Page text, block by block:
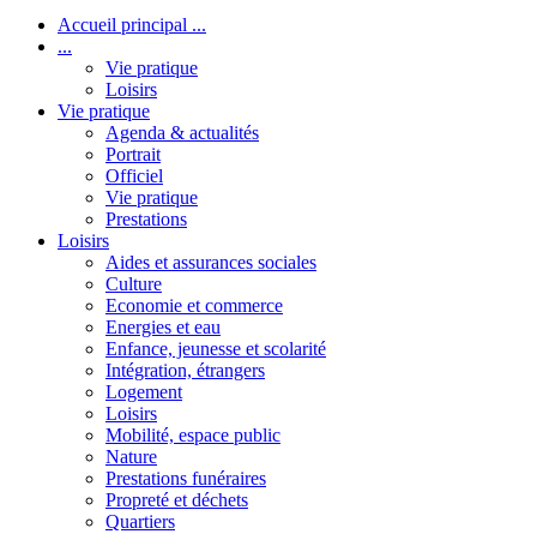
Accueil principal ...
...
Vie pratique
Loisirs
Vie pratique
Agenda & actualités
Portrait
Officiel
Vie pratique
Prestations
Loisirs
Aides et assurances sociales
Culture
Economie et commerce
Energies et eau
Enfance, jeunesse et scolarité
Intégration, étrangers
Logement
Loisirs
Mobilité, espace public
Nature
Prestations funéraires
Propreté et déchets
Quartiers